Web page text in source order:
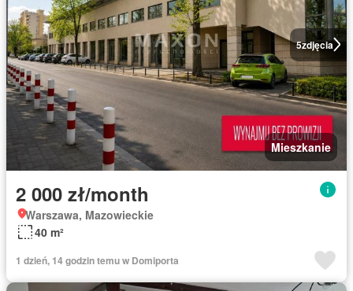
5zdjęcia
Mieszkanie
2 000 zł/month
Warszawa, Mazowieckie
40 m²
1 dzień, 14 godzin temu w Domiporta